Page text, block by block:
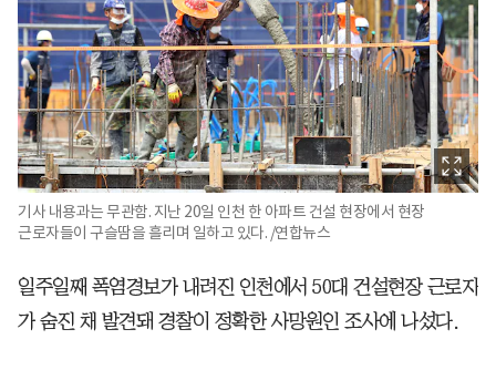
기사 내용과는 무관함. 지난 20일 인천 한 아파트 건설 현장에서 현장
근로자들이 구슬땀을 흘리며 일하고 있다. /연합뉴스
일주일째 폭염경보가 내려진 인천에서 50대 건설현장 근로자
가 숨진 채 발견돼 경찰이 정확한 사망원인 조사에 나섰다.